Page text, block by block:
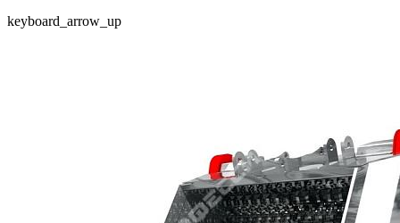
keyboard_arrow_up